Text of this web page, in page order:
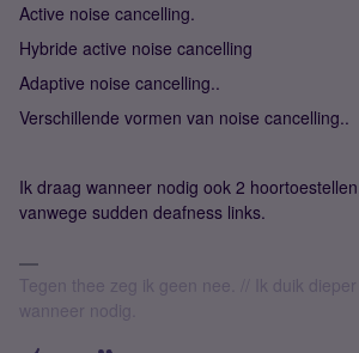
Active noise cancelling.
Hybride active noise cancelling
Adaptive noise cancelling..
Verschillende vormen van noise cancelling..
Ik draag wanneer nodig ook 2
vanwege sudden deafness links.
Tegen thee zeg ik geen nee. // Ik duik
wanneer nodig.